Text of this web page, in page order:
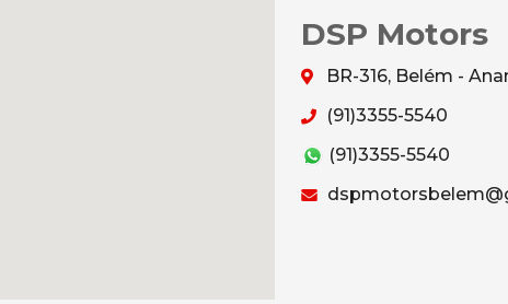
DSP Motors
BR-316, Belém -
(91)3355-5540
(91)3355-5540